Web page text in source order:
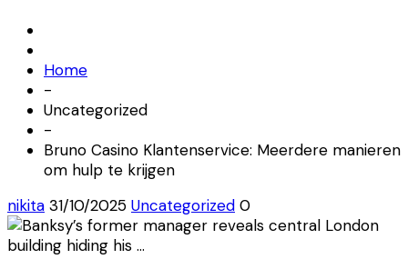
Home
-
Uncategorized
-
Bruno Casino Klantenservice: Meerdere manieren
om hulp te krijgen
nikita 31/10/2025 Uncategorized 0